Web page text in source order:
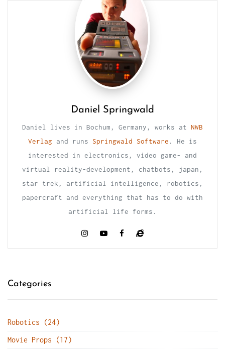
Daniel Springwald
Daniel lives in Bochum, Germany, works at NWB
Verlag and runs Springwald Software . He is
interested in electronics, video game- and
virtual reality-development, chatbots, japan,
star trek, artificial intelligence, robotics,
papercraft and everything that has to do with
artificial life forms.
Categories
Robotics (24)
Movie Props (17)